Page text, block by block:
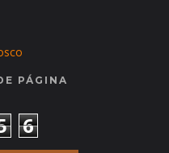
PÁGINA
6